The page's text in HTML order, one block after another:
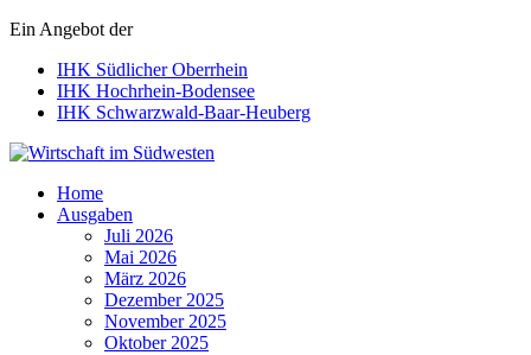
Ein Angebot der
IHK Südlicher Oberrhein
IHK Hochrhein-Bodensee
IHK Schwarzwald-Baar-Heuberg
Wirtschaft im Südwesten
Home
Ausgaben
Juli 2026
Mai 2026
März 2026
Dezember 2025
November 2025
Oktober 2025